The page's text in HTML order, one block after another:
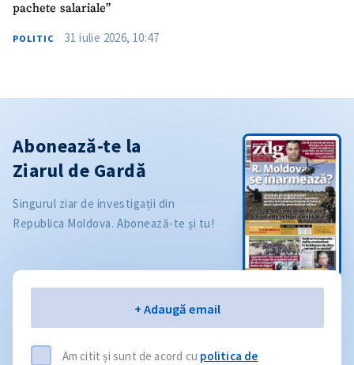
pachete salariale”
POLITIC 31 iulie 2026, 10:47
Abonează-te la
Ziarul de Gardă
Singurul ziar de investigații din
Republica Moldova. Abonează-te și tu!
+ Adaugă email
Am citit și sunt de acord cu politica de